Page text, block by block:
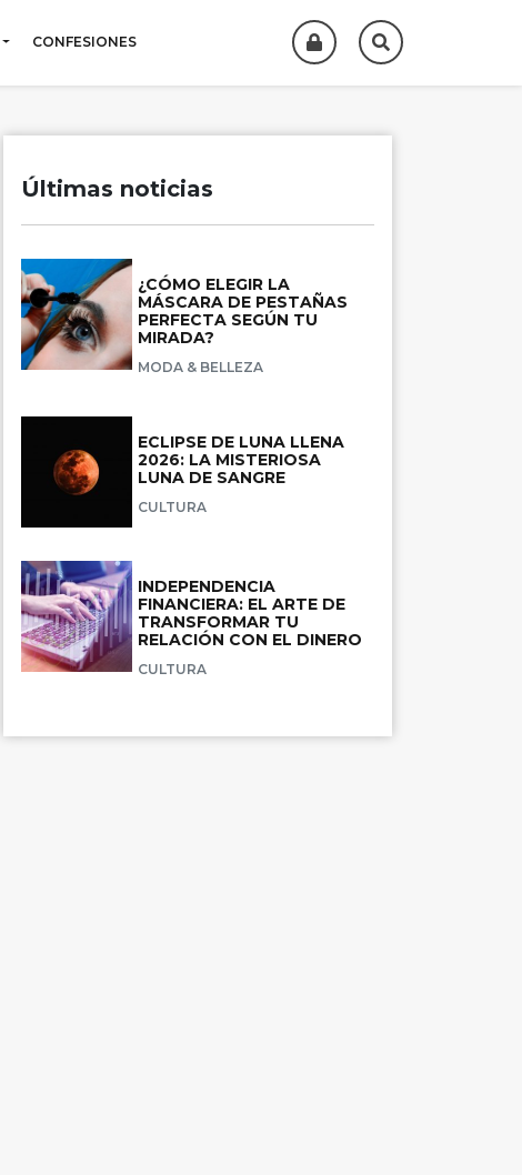
CONFESIONES
Últimas noticias
¿CÓMO ELEGIR LA
MÁSCARA DE PESTAÑAS
PERFECTA SEGÚN TU
MIRADA?
MODA & BELLEZA
ECLIPSE DE LUNA LLENA
2026: LA MISTERIOSA
LUNA DE SANGRE
CULTURA
INDEPENDENCIA
FINANCIERA: EL ARTE DE
TRANSFORMAR TU
RELACIÓN CON EL DINERO
CULTURA